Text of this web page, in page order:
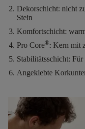
Dekorschicht: nicht
Stein
Komfortschicht:
Pro Core®: Kern mit
Stabilitätsschicht: Für
Angeklebte